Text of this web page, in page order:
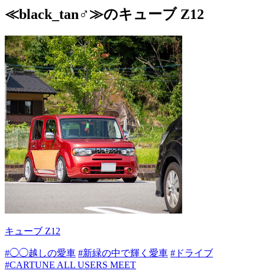
≪black_tan♂≫のキューブ Z12
キューブ Z12
#◯◯越しの愛車 #新緑の中で輝く愛車 #ドライブ
#CARTUNE ALL USERS MEET